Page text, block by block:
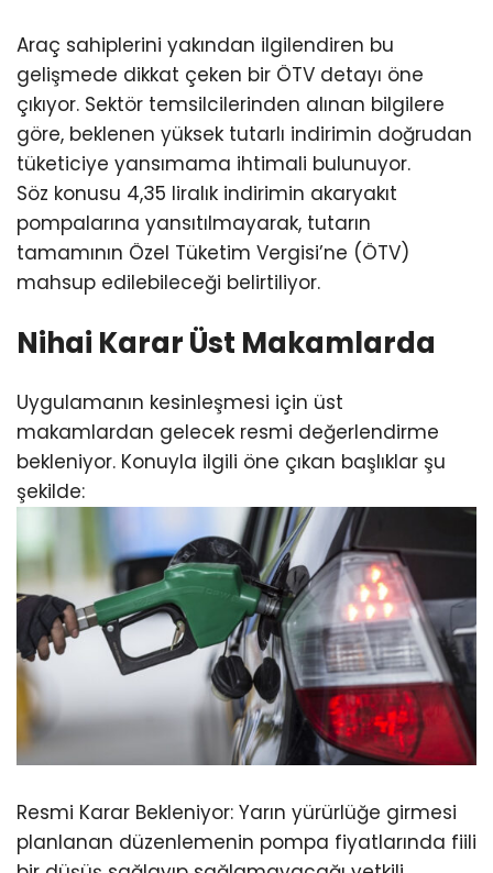
Araç sahiplerini yakından ilgilendiren bu
gelişmede dikkat çeken bir ÖTV detayı öne
çıkıyor. Sektör temsilcilerinden alınan bilgilere
göre, beklenen yüksek tutarlı indirimin doğrudan
tüketiciye yansımama ihtimali bulunuyor.
Söz konusu 4,35 liralık indirimin akaryakıt
pompalarına yansıtılmayarak, tutarın
tamamının Özel Tüketim Vergisi’ne (ÖTV)
mahsup edilebileceği belirtiliyor.
Nihai Karar Üst Makamlarda
Uygulamanın kesinleşmesi için üst
makamlardan gelecek resmi değerlendirme
bekleniyor. Konuyla ilgili öne çıkan başlıklar şu
şekilde:
Resmi Karar Bekleniyor: Yarın yürürlüğe girmesi
planlanan düzenlemenin pompa fiyatlarında fiili